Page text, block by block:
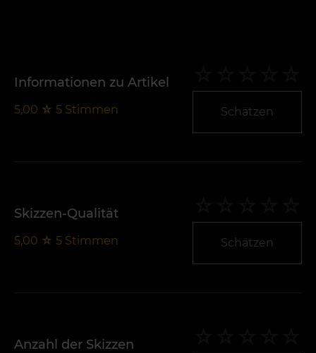
Informationen zu Artikel
5,00 ☆ 5 Stimmen Schätzen
Skizzen-Qualität
5,00 ☆ 5 Stimmen Schätzen
Anzahl der Skizzen